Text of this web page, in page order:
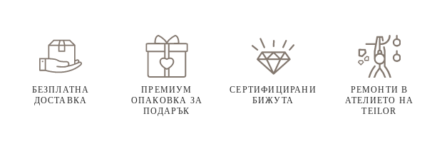
БЕЗПЛАТНА
ДОСТАВКА
ПРЕМИУМ
ОПАКОВКА ЗА
ПОДАРЪК
СЕРТИФИЦИРАНИ
БИЖУТА
РЕМОНТИ В
АТЕЛИЕТО НА
TEILOR